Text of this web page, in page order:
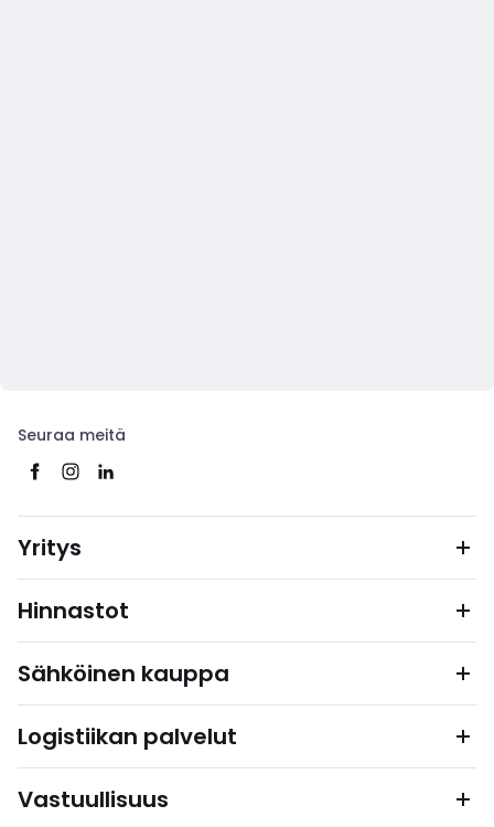
Seuraa meitä
Yritys
Hinnastot
Sähköinen kauppa
Logistiikan palvelut
Vastuullisuus